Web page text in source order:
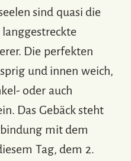
sind quasi die
langgestreckte
Die perfekten
und innen weich,
oder auch
Das Gebäck steht
mit dem
Tag, dem 2.